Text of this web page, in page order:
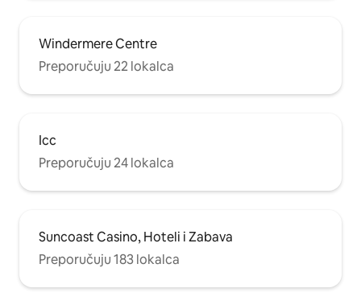
Windermere Centre
Preporučuju 22 lokalca
Icc
Preporučuju 24 lokalca
Suncoast Casino, Hoteli i Zabava
Preporučuju 183 lokalca